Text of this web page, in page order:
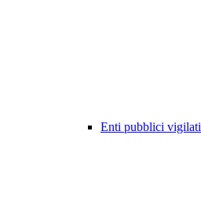
Enti pubblici vigilati